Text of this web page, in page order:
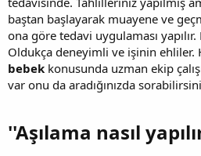
baştan başlayarak muayene ve
ona göre tedavi uygulaması yapılır.
Oldukça deneyimli ve işinin ehliler.
bebek konusunda uzman ekip
var onu da aradığınızda
''Aşılama nasıl